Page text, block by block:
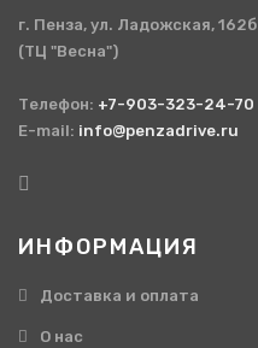
г. Пенза, ул. Ладожская, 162б
(ТЦ "Весна")
Телефон: +7-903-323-24-70
E-mail: info@penzadrive.ru
ИНФОРМАЦИЯ
Доставка и оплата
О нас